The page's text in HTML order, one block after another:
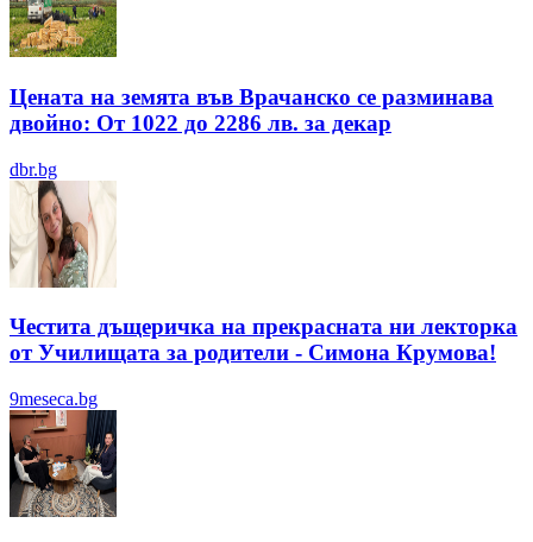
Цената на земята във Врачанско се разминава
двойно: От 1022 до 2286 лв. за декар
dbr.bg
Честита дъщеричка на прекрасната ни лекторка
от Училищата за родители - Симона Крумова!
9meseca.bg